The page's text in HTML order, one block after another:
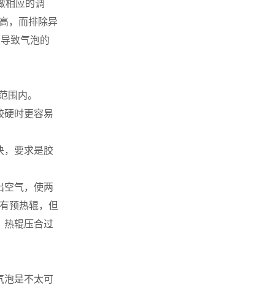
，而排除异
致气泡的
内。
硬时更容易
，要求是胶
空气，使两
预热辊，但
热辊压合过
泡是不太可